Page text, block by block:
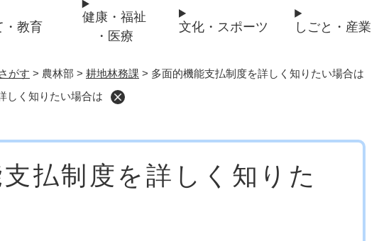
・教育
健康・福祉
・医療
文化・スポーツ しごと・産業
がす > 農林部 > 耕地林務課 > 多面的機能支払制度を詳しく知りたい場合は
しく知りたい場合は
払制度を詳しく知りた